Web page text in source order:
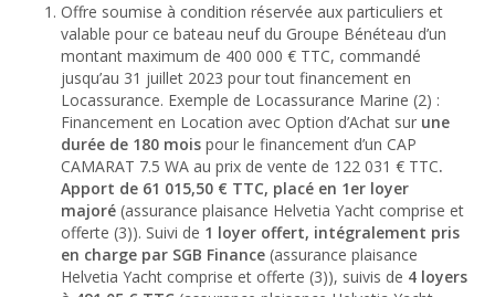
Offre soumise à condition réservée aux particuliers et
valable pour ce bateau neuf du Groupe Bénéteau d’un
montant maximum de 400 000 € TTC, commandé
jusqu’au 31 juillet 2023 pour tout financement en
Locassurance. Exemple de Locassurance Marine (2) :
Financement en Location avec Option d’Achat sur une
durée de 180 mois pour le financement d’un CAP
CAMARAT 7.5 WA au prix de vente de 122 031 € TTC.
Apport de 61 015,50 € TTC, placé en 1er loyer
majoré (assurance plaisance Helvetia Yacht comprise et
offerte (3)). Suivi de 1 loyer offert, intégralement pris
en charge par SGB Finance (assurance plaisance
Helvetia Yacht comprise et offerte (3)), suivis de 4 loyers